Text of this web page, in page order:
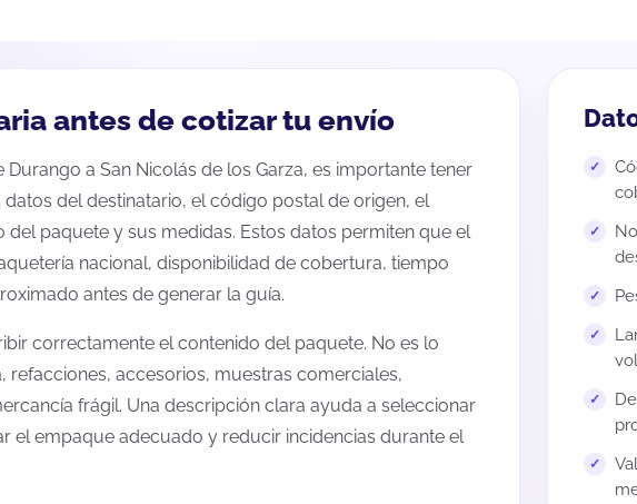
antes de cotizar tu envío
a San Nicolás de los Garza, es importante tener
del destinatario, el código postal de origen, el
paquete y sus medidas. Estos datos permiten que el
nacional, disponibilidad de cobertura, tiempo
antes de generar la guía.
correctamente el contenido del paquete. No es lo
accesorios, muestras comerciales,
frágil. Una descripción clara ayuda a seleccionar
el empaque adecuado y reducir incidencias durante el